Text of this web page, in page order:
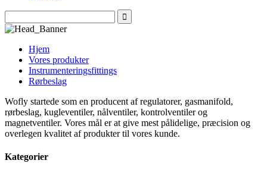
Hjem
Vores produkter
Instrumenteringsfittings
Rørbeslag
Wofly startede som en producent af regulatorer, gasmanifold,
rørbeslag, kugleventiler, nålventiler, kontrolventiler og
magnetventiler. Vores mål er at give mest pålidelige, præcision og
overlegen kvalitet af produkter til vores kunde.
Kategorier